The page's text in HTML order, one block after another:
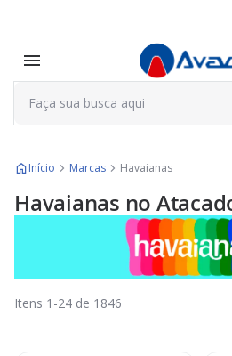
Início Marcas Havaianas
Havaianas no
Itens 1 -24 de 1846